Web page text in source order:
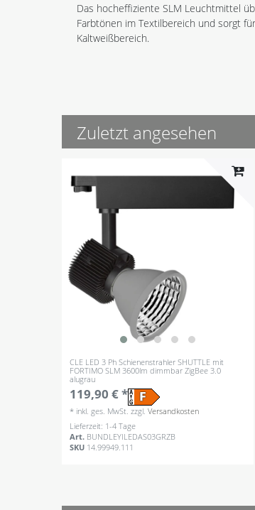
Das hocheffiziente SLM Leuchtmittel
Farbtönen im Textilbereich und sorgt
Kaltweißbereich.
Zuletzt angesehen
CLE LED 3 Ph Schienenstrahler SHUTTLE mit
FORTIMO SLM 3600lm dimmbar ZigBee 3.0
alugrau
119,90 € *
* inkl. ges. MwSt. zzgl.Versandkosten
Lieferzeit: 1-4 Tage
Art. BUNDLEYILEDAS03GRZB
SKU 14.99949.111